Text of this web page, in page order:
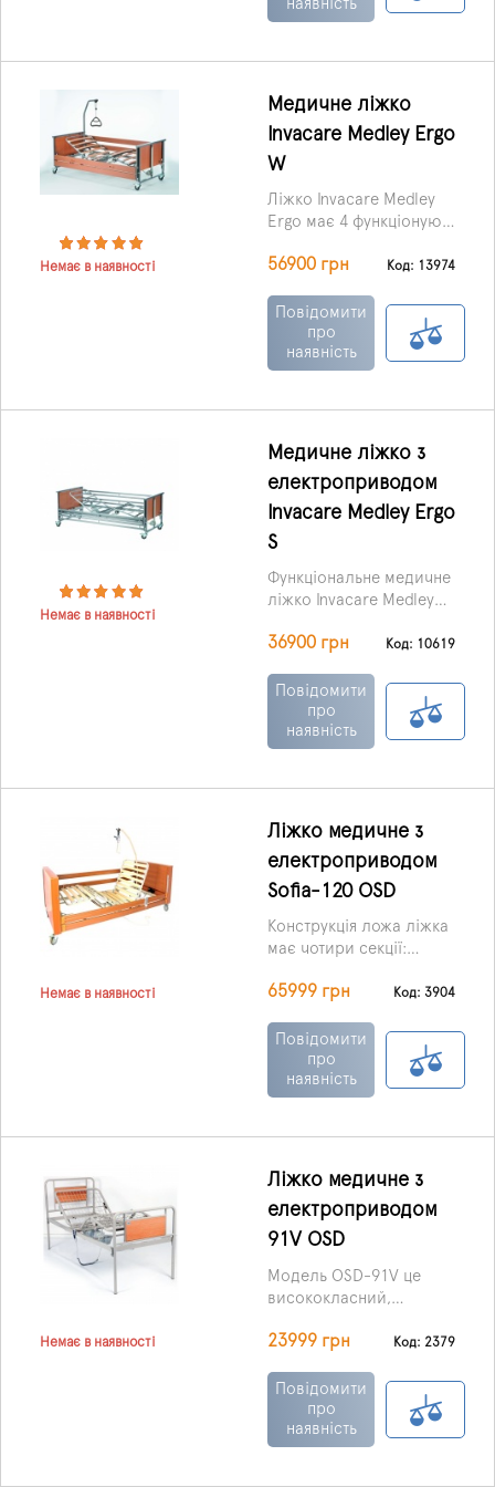
наявність
Немає в наявності
Медичне ліжко
Invacare Medley Ergo
W
Ліжко Invacare Medley
Ergo має 4 функціонуючі
регулювання положення
ножного відділу.
56900 грн Код: 13974
Повідомити
про
наявність
Немає в наявності
Медичне ліжко з
електроприводом
Invacare Medley Ergo
S
Функціональне медичне
ліжко Invacare Medley
приводом широко
медичних центрах,
будинках інвалідів,
літніх людей, а також
36900 грн Код: 10619
Повідомити
про
наявність
Немає в наявності
Ліжко медичне з
електроприводом
Sofia-120 OSD
Конструкція ложа ліжка
має чотири секції:
що відповідають
спини.
65999 грн Код: 3904
Повідомити
про
наявність
Немає в наявності
Ліжко медичне з
електроприводом
91V OSD
Модель OSD-91V це
висококласний,
надійний та
електроприводом.
Конструкція має чотири
секції, завдяки яким
можна змінити
23999 грн Код: 2379
Повідомити
про
наявність